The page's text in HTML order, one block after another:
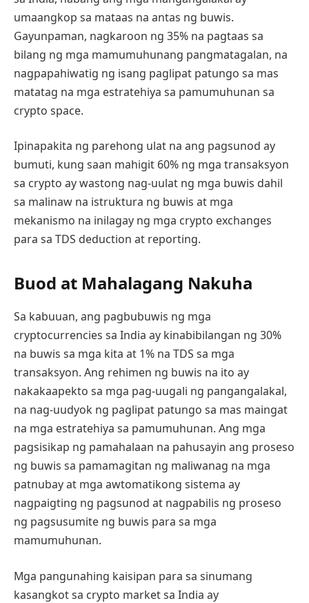
umaangkop sa mataas na antas ng buwis.
Gayunpaman, nagkaroon ng 35% na pagtaas sa
bilang ng mga mamumuhunang pangmatagalan, na
nagpapahiwatig ng isang paglipat patungo sa mas
matatag na mga estratehiya sa pamumuhunan sa
crypto space.
Ipinapakita ng parehong ulat na ang pagsunod ay
bumuti, kung saan mahigit 60% ng mga transaksyon
sa crypto ay wastong nag-uulat ng mga buwis dahil
sa malinaw na istruktura ng buwis at mga
mekanismo na inilagay ng mga crypto exchanges
para sa TDS deduction at reporting.
Buod at Mahalagang Nakuha
Sa kabuuan, ang pagbubuwis ng mga
cryptocurrencies sa India ay kinabibilangan ng 30%
na buwis sa mga kita at 1% na TDS sa mga
transaksyon. Ang rehimen ng buwis na ito ay
nakakaapekto sa mga pag-uugali ng pangangalakal,
na nag-uudyok ng paglipat patungo sa mas maingat
na mga estratehiya sa pamumuhunan. Ang mga
pagsisikap ng pamahalaan na pahusayin ang proseso
ng buwis sa pamamagitan ng maliwanag na mga
patnubay at mga awtomatikong sistema ay
nagpaigting ng pagsunod at nagpabilis ng proseso
ng pagsusumite ng buwis para sa mga
mamumuhunan.
Mga pangunahing kaisipan para sa sinumang
kasangkot sa crypto market sa India ay